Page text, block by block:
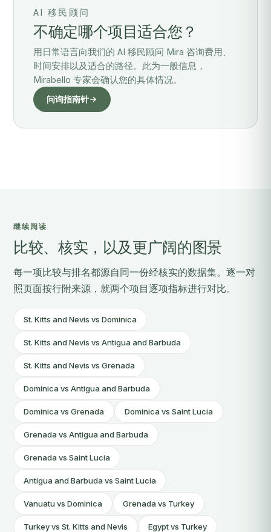
AI 移民顾问
不确定哪个项目适合您？
用日常语言向我们的 AI 移民顾问 Mira 咨询费用、
时间安排以及适合的路径。此为一般信息，
Mirabello 专家会确认您的具体情况。
问询指南针
继续阅读
比较、核实，以及更广阔的图景
每一项比较与排名都源自同一份经核实的数据集。逐一对
照页面按行附来源，就两个项目逐项指标进行对比。
St. Kitts and Nevis vs Dominica
St. Kitts and Nevis vs Antigua and Barbuda
St. Kitts and Nevis vs Grenada
Dominica vs Antigua and Barbuda
Dominica vs Grenada Dominica vs Saint Lucia
Grenada vs Antigua and Barbuda
Grenada vs Saint Lucia
Antigua and Barbuda vs Saint Lucia
Vanuatu vs Dominica Grenada vs Turkey
Turkey vs St. Kitts and Nevis Egypt vs Turkey